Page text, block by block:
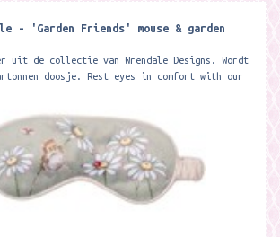
- 'Garden Friends' mouse & garden
uit de collectie van Wrendale Designs. Wordt
doosje. Rest eyes in comfort with our